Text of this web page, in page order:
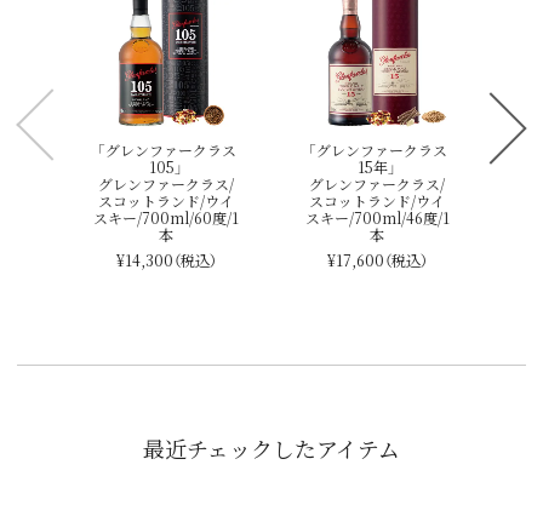
「グレンファークラス
105」
グレンファークラス/
スコットランド/ウイ
スキー/700ml/60度/1
本
¥14,300（税込）
「グレンファークラス
15年」
グレンファークラス/
スコットランド/ウイ
スキー/700ml/46度/1
本
¥17,600（税込）
最近チェックしたアイテム